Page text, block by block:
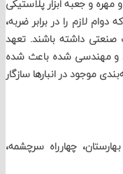
ابزار پلاستیکی
را در برابر ضربه،
باشند. تعهد
‌شده باعث شده
در انبارها سازگار
چهارراه سرچشمه،